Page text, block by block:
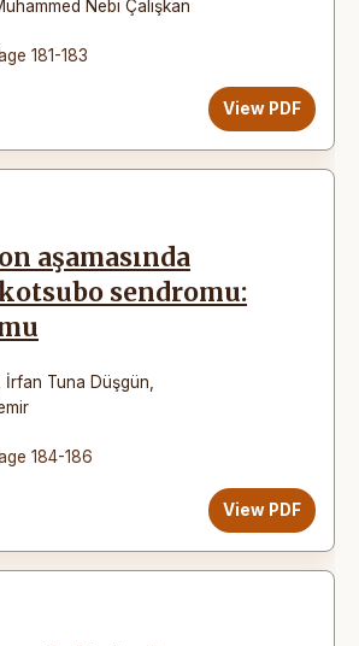
Nebi Çalışkan
181-183
View PDF
aşamasında
sendromu:
İrfan Tuna Düşgün
184-186
View PDF